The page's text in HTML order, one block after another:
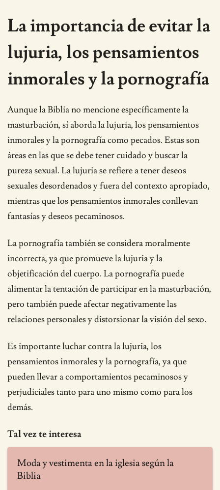
La importancia de evitar la
lujuria, los pensamientos
inmorales y la pornografía
Aunque la Biblia no mencione específicamente la
masturbación, sí aborda la lujuria, los pensamientos
inmorales y la pornografía como pecados. Estas son
áreas en las que se debe tener cuidado y buscar la
pureza sexual. La lujuria se refiere a tener deseos
sexuales desordenados y fuera del contexto apropiado,
mientras que los pensamientos inmorales conllevan
fantasías y deseos pecaminosos.
La pornografía también se considera moralmente
incorrecta, ya que promueve la lujuria y la
objetificación del cuerpo. La pornografía puede
alimentar la tentación de participar en la masturbación,
pero también puede afectar negativamente las
relaciones personales y distorsionar la visión del sexo.
Es importante luchar contra la lujuria, los
pensamientos inmorales y la pornografía, ya que
pueden llevar a comportamientos pecaminosos y
perjudiciales tanto para uno mismo como para los
demás.
Tal vez te interesa
Moda y vestimenta en la iglesia según la
Biblia